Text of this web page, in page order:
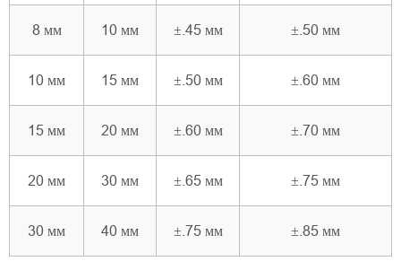
8 мм 10 мм ±.45 мм ±.50 мм
10 мм 15 мм ±.50 мм ±.60 мм
15 мм 20 мм ±.60 мм ±.70 мм
20 мм 30 мм ±.65 мм ±.75 мм
30 мм 40 мм ±.75 мм ±.85 мм